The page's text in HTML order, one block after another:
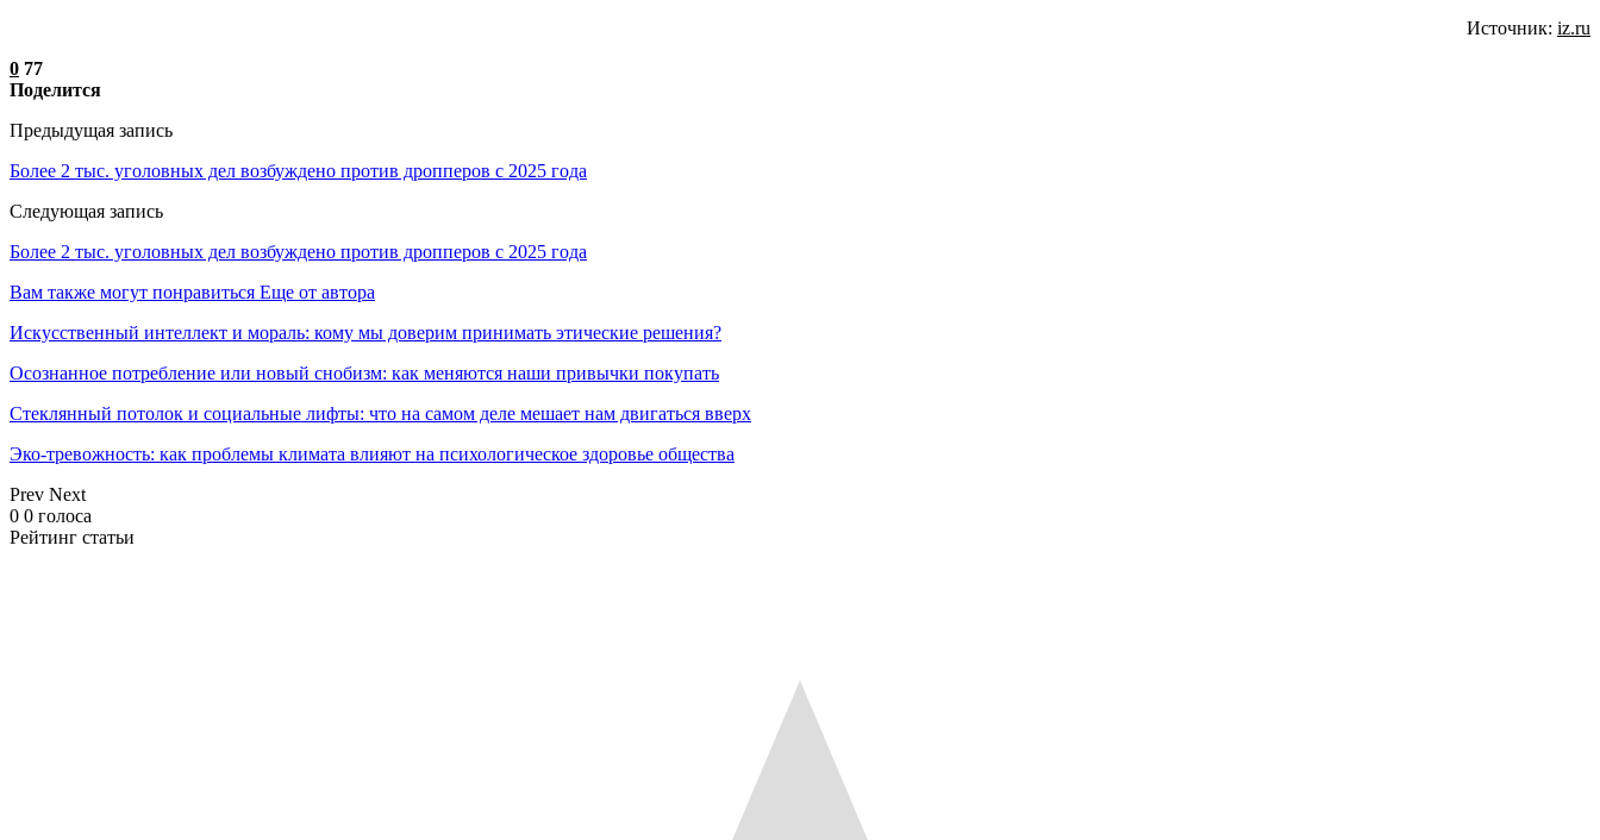
Источник: iz.ru
0 77
Поделится
Предыдущая запись
Более 2 тыс. уголовных дел возбуждено против дропперов с 2025 года
Следующая запись
Более 2 тыс. уголовных дел возбуждено против дропперов с 2025 года
Вам также могут понравиться Еще от автора
Искусственный интеллект и мораль: кому мы доверим принимать этические решения?
Осознанное потребление или новый снобизм: как меняются наши привычки покупать
Стеклянный потолок и социальные лифты: что на самом деле мешает нам двигаться вверх
Эко-тревожность: как проблемы климата влияют на психологическое здоровье общества
Prev Next
0 0 голоса
Рейтинг статьи